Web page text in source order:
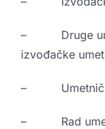
– Druge
izvođačke
–
– Rad